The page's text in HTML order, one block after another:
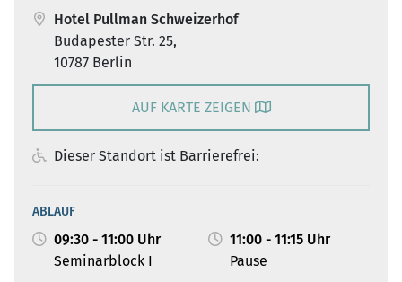
Hotel Pullman Schweizerhof
Budapester Str. 25,
10787 Berlin
AUF KARTE ZEIGEN
Dieser Standort ist Barrierefrei:
ABLAUF
09:30 - 11:00 Uhr
Seminarblock I
11:00 - 11:15 Uhr
Pause